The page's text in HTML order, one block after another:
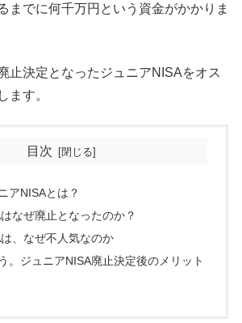
までに何千万円という資金がかかりま
止決定となったジュニアNISAをオス
ます。
目次
アNISAとは？
なぜ廃止となったのか？
、なぜ不人気なのか
。ジュニアNISA廃止決定後のメリット